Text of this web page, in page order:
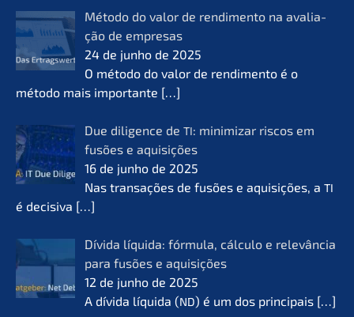
Método do valor de rendi­men­to na avalia­
ção de empre­sas
24 de junho de 2025
O método do valor de rendi­men­to é o
método mais importan­te […]
Due diligence de TI: minimi­zar riscos em
fusões e aquisi­ções
16 de junho de 2025
Nas transa­ções de fusões e aquisi­ções, a TI
é decisi­va […]
Dívida líqui­da: fórmu­la, cálcu­lo e relevân­cia
para fusões e aquisi­ções
12 de junho de 2025
A dívida líqui­da (ND) é um dos princi­pais […]